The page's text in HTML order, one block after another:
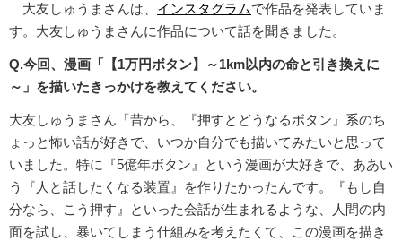
大友しゅうまさんは、 インスタグラムで作品を発表していま
す。大友しゅうまさんに作品について話を聞きました。
Q.今回、漫画「【1万円ボタン】～1km以内の命と引き換えに
～」を描いたきっかけを教えてください。
大友しゅうまさん「昔から、『押すとどうなるボタン』系のち
ょっと怖い話が好きで、いつか自分でも描いてみたいと思って
いました。特に『5億年ボタン』という漫画が大好きで、ああい
う『人と話したくなる装置』を作りたかったんです。『もし自
分なら、こう押す』といった会話が生まれるような、人間の内
面を試し、暴いてしまう仕組みを考えたくて、この漫画を描き